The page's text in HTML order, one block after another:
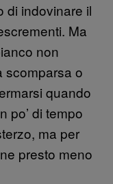
di indovinare il
Ma
non
scomparsa o
quando
po’ di tempo
ma per
presto meno